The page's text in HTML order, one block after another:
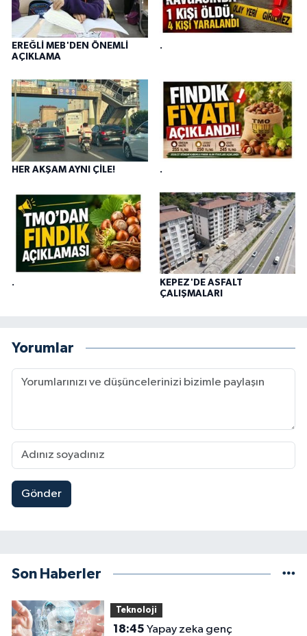
EREĞLİ MEB'DEN ÖNEMLİ
AÇIKLAMA
.
HER AKŞAM AYNI ÇİLE! .
.
KEPEZ'DE ASFALT
ÇALIŞMALARI
Yorumlar
Gönder
Son Haberler
Teknoloji
18:45